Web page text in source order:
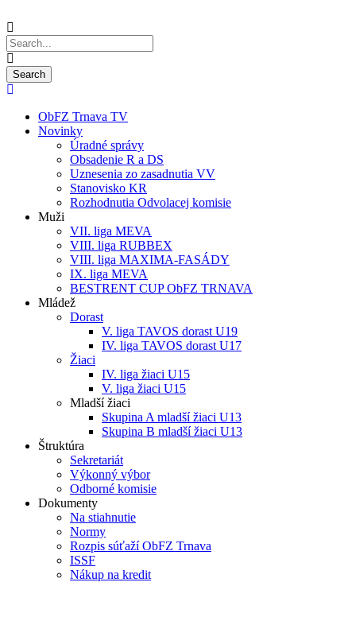
ObFZ Trnava TV
Novinky
Úradné správy
Obsadenie R a DS
Uznesenia zo zasadnutia VV
Stanovisko KR
Rozhodnutia Odvolacej komisie
Muži
VII. liga MEVA
VIII. liga RUBBEX
VIII. liga MAXIMA-FASÁDY
IX. liga MEVA
BESTRENT CUP ObFZ TRNAVA
Mládež
Dorast
V. liga TAVOS dorast U19
IV. liga TAVOS dorast U17
Žiaci
IV. liga žiaci U15
V. liga žiaci U15
Mladší žiaci
Skupina A mladší žiaci U13
Skupina B mladší žiaci U13
Štruktúra
Sekretariát
Výkonný výbor
Odborné komisie
Dokumenty
Na stiahnutie
Normy
Rozpis súťaží ObFZ Trnava
ISSF
Nákup na kredit